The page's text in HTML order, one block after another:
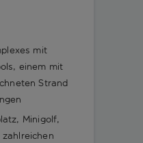
mit
einem mit
Strand
Minigolf,
zahlreichen